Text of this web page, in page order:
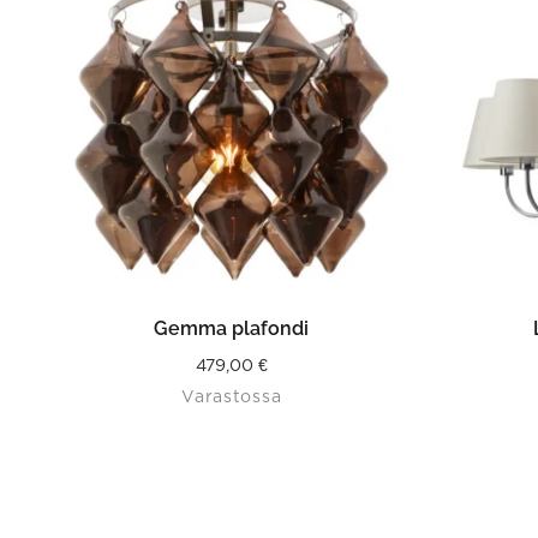
LISÄÄ OSTOSKORIIN
Gemma plafondi
479,00 €
Varastossa